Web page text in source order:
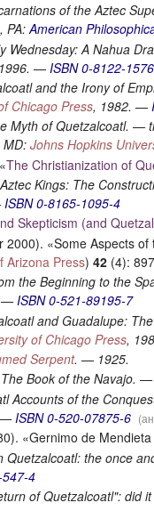
of the Aztec
PA:American
Wednesday: A Nahua
— ISBN 0-8122-
and the Irony of
Chicago Press, 1982. —
Myth of Quetzalcoatl. —
MD:Johns Hopkins
The Christianization of
Kings: The
ISBN 0-8165-1095-4
Skepticism (and
2000). «Some Aspects
Arizona Press)42 (4):
the Beginning to the
—ISBN 0-521-89195-7
and Guadalupe:
of Chicago Press,
Serpent. — 1925.
Book of the Navajo. —
Accounts of the
— ISBN 0-520-07875-6
«Gernimo de
Quetzalcoatl: the once
4
of Quetzalcoatl": did